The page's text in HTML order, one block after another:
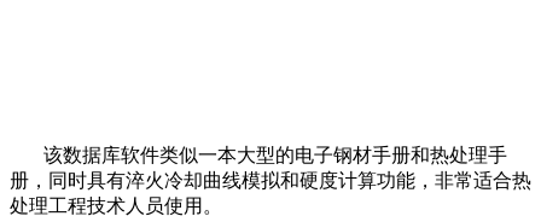
该数据库软件类似一本大型的电子钢材手册和热处理手
册，同时具有淬火冷却曲线模拟和硬度计算功能，非常适合热
处理工程技术人员使用。